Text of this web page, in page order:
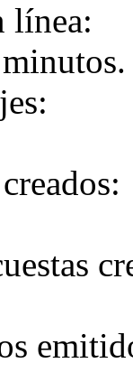
línea: